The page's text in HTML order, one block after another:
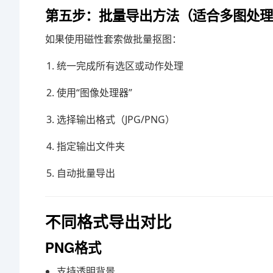
第五步：批量导出方法（适合多图处
如果使用磁性套索做批量抠图：
统一完成所有选区或动作处理
使用“图像处理器”
选择输出格式（JPG/PNG）
指定输出文件夹
自动批量导出
不同格式导出对比
PNG格式